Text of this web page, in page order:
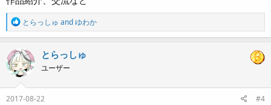
R
e
a
c
t
i
o
n
s
とらっしゅ andゆわか
とらっしゅ
ユーザー
2017-08-22 #4